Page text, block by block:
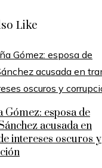
Like
Gómez: esposa de
acusada en
intereses oscuros y